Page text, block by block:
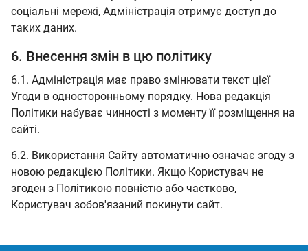
соціальні мережі, Адміністрація отримує доступ до
таких даних.
6. Внесення змін в цю політику
6.1. Адміністрація має право змінювати текст цієї
Угоди в односторонньому порядку. Нова редакція
Політики набуває чинності з моменту її розміщення на
сайті.
6.2. Використання Сайту автоматично означає згоду з
новою редакцією Політики. Якщо Користувач не
згоден з Політикою повністю або частково,
Користувач зобов'язаний покинути сайт.